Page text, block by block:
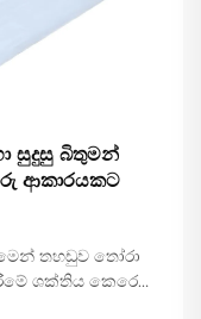
සුදුසු බිතුමන්
ආකාරයකට
තහඩුව තෝරා
ශක්තිය කෙරෙහි